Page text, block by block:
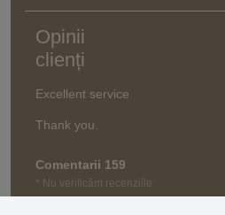
Opinii
clienți
Excellent service
Thank you.
Comentarii 159
* Nu verificăm recenziile